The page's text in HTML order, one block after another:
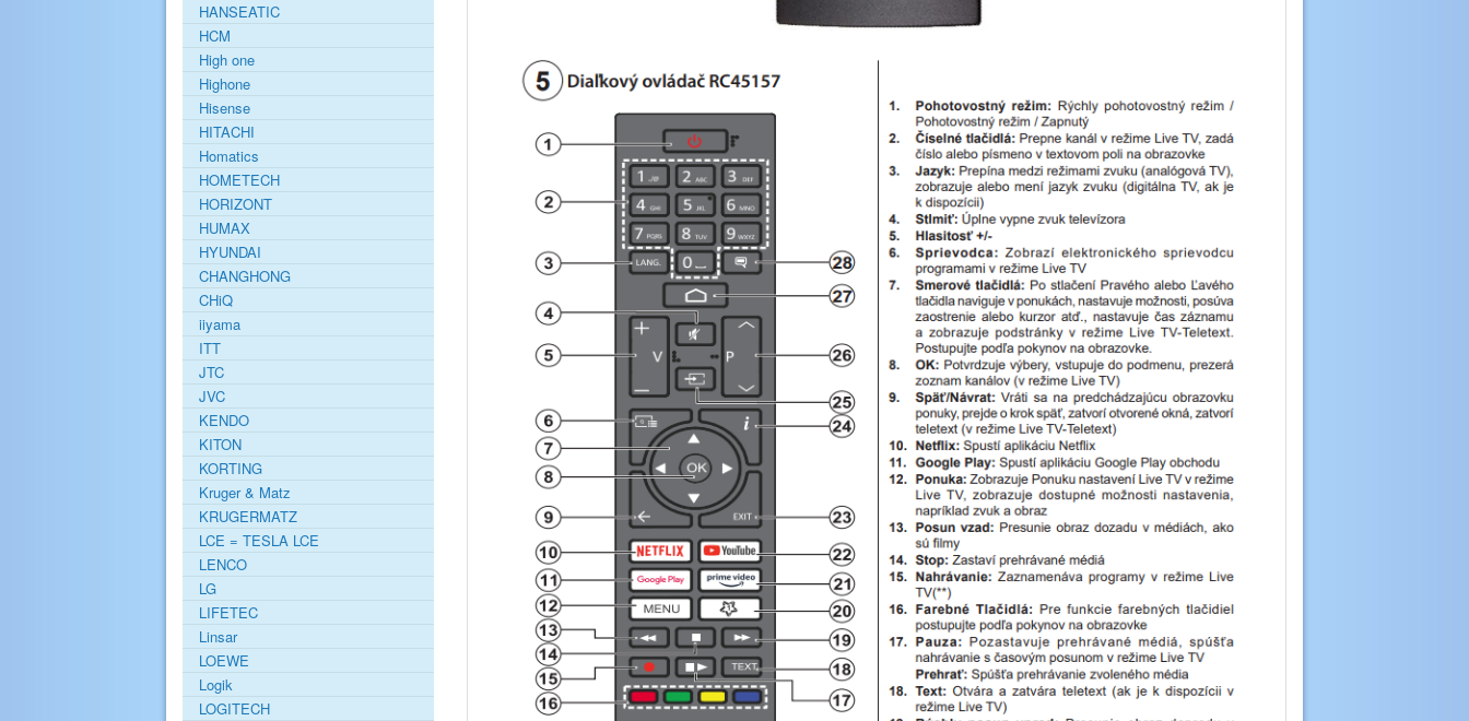
HANSEATIC
HCM
High one
Highone
Hisense
HITACHI
Homatics
HOMETECH
HORIZONT
HUMAX
HYUNDAI
CHANGHONG
CHiQ
iiyama
ITT
JTC
JVC
KENDO
KITON
KORTING
Kruger & Matz
KRUGERMATZ
LCE = TESLA LCE
LENCO
LG
LIFETEC
Linsar
LOEWE
Logik
LOGITECH